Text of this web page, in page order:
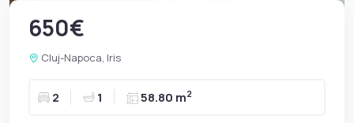
650€
Cluj-Napoca, Iris
2 1 58.80 m2